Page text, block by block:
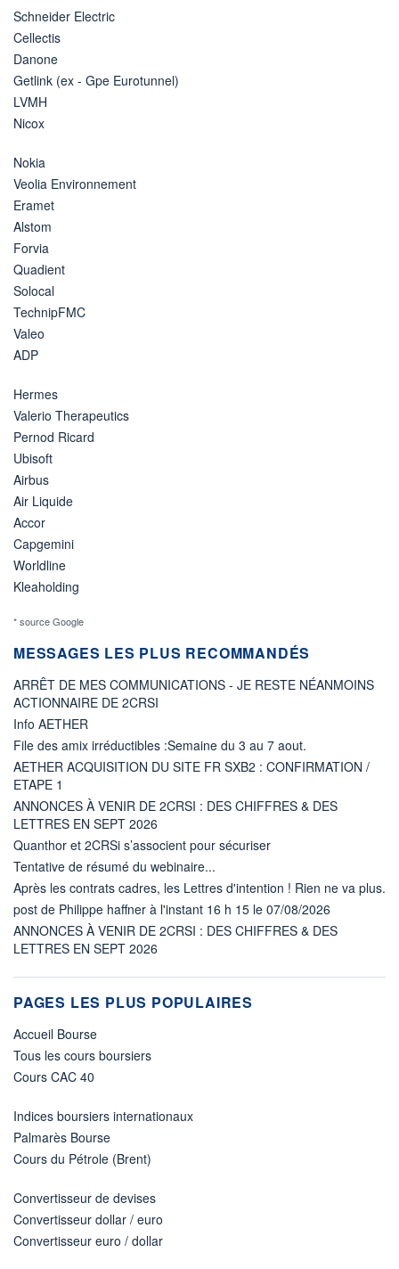
Schneider Electric
Cellectis
Danone
Getlink (ex - Gpe Eurotunnel)
LVMH
Nicox
Nokia
Veolia Environnement
Eramet
Alstom
Forvia
Quadient
Solocal
TechnipFMC
Valeo
ADP
Hermes
Valerio Therapeutics
Pernod Ricard
Ubisoft
Airbus
Air Liquide
Accor
Capgemini
Worldline
Kleaholding
* source Google
MESSAGES LES PLUS RECOMMANDÉS
ARRÊT DE MES COMMUNICATIONS - JE RESTE NÉANMOINS
ACTIONNAIRE DE 2CRSI
Info AETHER
File des amix irréductibles :Semaine du 3 au 7 aout.
AETHER ACQUISITION DU SITE FR SXB2 : CONFIRMATION /
ETAPE 1
ANNONCES À VENIR DE 2CRSI : DES CHIFFRES & DES
LETTRES EN SEPT 2026
Quanthor et 2CRSi s’associent pour sécuriser
Tentative de résumé du webinaire...
Après les contrats cadres, les Lettres d'intention ! Rien ne va plus.
post de Philippe haffner à l'instant 16 h 15 le 07/08/2026
ANNONCES À VENIR DE 2CRSI : DES CHIFFRES & DES
LETTRES EN SEPT 2026
PAGES LES PLUS POPULAIRES
Accueil Bourse
Tous les cours boursiers
Cours CAC 40
Indices boursiers internationaux
Palmarès Bourse
Cours du Pétrole (Brent)
Convertisseur de devises
Convertisseur dollar / euro
Convertisseur euro / dollar